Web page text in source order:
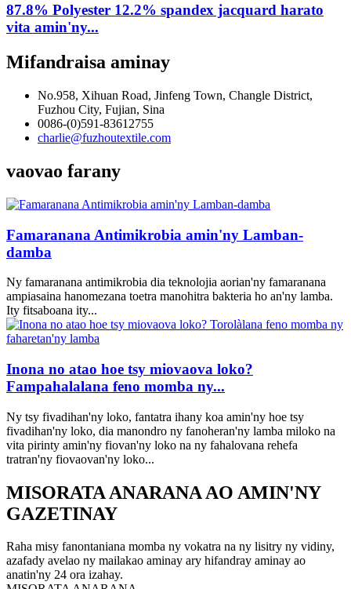
87.8% Polyester 12.2% spandex jacquard harato
vita amin'ny...
Mifandraisa aminay
No.958, Xihuan Road, Jinfeng Town, Changle District,
Fuzhou City, Fujian, Sina
0086-(0)591-83612755
charlie@fuzhoutextile.com
vaovao farany
Famaranana Antimikrobia amin'ny Lamban-
damba
Ny famaranana antimikrobia dia teknolojia aorian'ny famaranana
ampiasaina hanomezana toetra manohitra bakteria ho an'ny lamba.
Ity fitsaboana ity...
Inona no atao hoe tsy miovaova loko?
Fampahalalana feno momba ny...
Ny tsy fivadihan'ny loko, fantatra ihany koa amin'ny hoe tsy
fivadihan'ny loko, dia manondro ny fanoheran'ny lamba miloko na
vita pirinty amin'ny fiovan'ny loko na ny fahalovana rehefa
tratran'ny fiovaovan'ny loko...
MISORATA ANARANA AO AMIN'NY
GAZETINAY
Raha misy fanontaniana momba ny vokatra na ny lisitry ny vidiny,
azafady avelao ny mailakao aminay ary hifandray aminay ao
anatin'ny 24 ora izahay.